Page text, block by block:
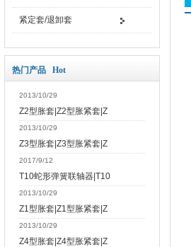
紧定套/退卸套
热门产品 Hot
2013/10/29
Z2型胀套|Z2型胀紧套|Z
2013/10/29
Z3型胀套|Z3型胀紧套|Z
2017/9/12
T10蛇形弹簧联轴器|T10
2013/10/29
Z1型胀套|Z1型胀紧套|Z
2013/10/29
Z4型胀套|Z4型胀紧套|Z